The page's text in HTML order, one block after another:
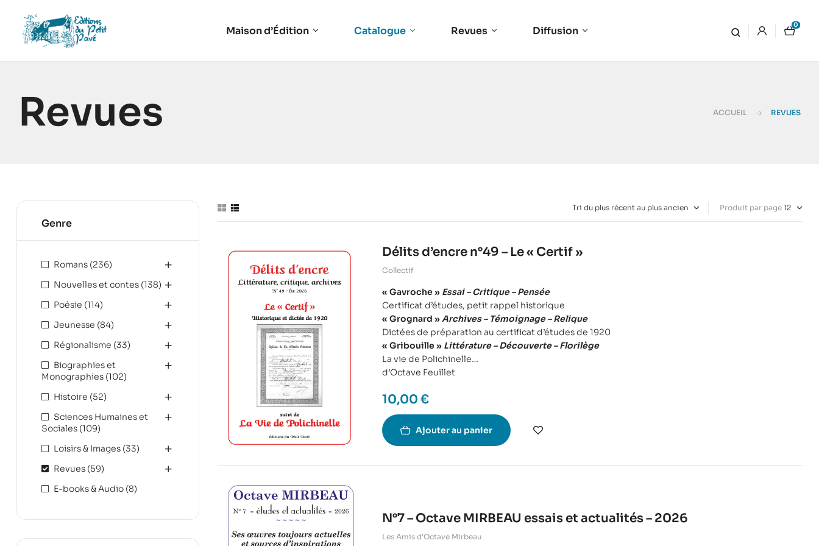
Maison d’Édition Catalogue Revues Diffusion 0
Revues ACCUEIL REVUES
Produit par page
Délits d’encre n°49 – Le « Certif »
Collectif
« Gavroche » Essai – Critique – Pensée
Certificat d’études, petit rappel historique
« Grognard »Archives – Témoignage – Relique
Dictées de préparation au certificat d’études de 1920
« Gribouille » Littérature – Découverte – Florilège
La vie de Polichinelle
d’Octave Feuillet
10,00 €
Ajouter au panier
N°7 – Octave MIRBEAU essais et actualités – 2026
Les Amis d'Octave Mirbeau
Genre
Romans (236)
Nouvelles et contes (138)
Poésie (114)
Jeunesse (84)
Régionalisme (33)
Biographies et
Monographies (102)
Histoire (52)
Sciences Humaines et
Sociales (109)
Loisirs & Images (33)
Revues (59)
E-books & Audio (8)